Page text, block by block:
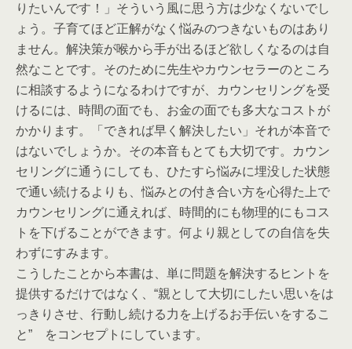
りたいんです！」そういう風に思う方は少なくないでし
ょう。子育てほど正解がなく悩みのつきないものはあり
ません。解決策が喉から手が出るほど欲しくなるのは自
然なことです。そのために先生やカウンセラーのところ
に相談するようになるわけですが、カウンセリングを受
けるには、時間の面でも、お金の面でも多大なコストが
かかります。「できれば早く解決したい」それが本音で
はないでしょうか。その本音もとても大切です。カウン
セリングに通うにしても、ひたすら悩みに埋没した状態
で通い続けるよりも、悩みとの付き合い方を心得た上で
カウンセリングに通えれば、時間的にも物理的にもコス
トを下げることができます。何より親としての自信を失
わずにすみます。
こうしたことから本書は、単に問題を解決するヒントを
提供するだけではなく、 “親として大切にしたい思いをは
っきりさせ、行動し続ける力を上げるお手伝いをするこ
と” をコンセプトにしています。